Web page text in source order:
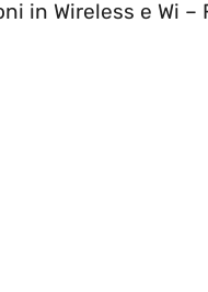
in Wireless e Wi –